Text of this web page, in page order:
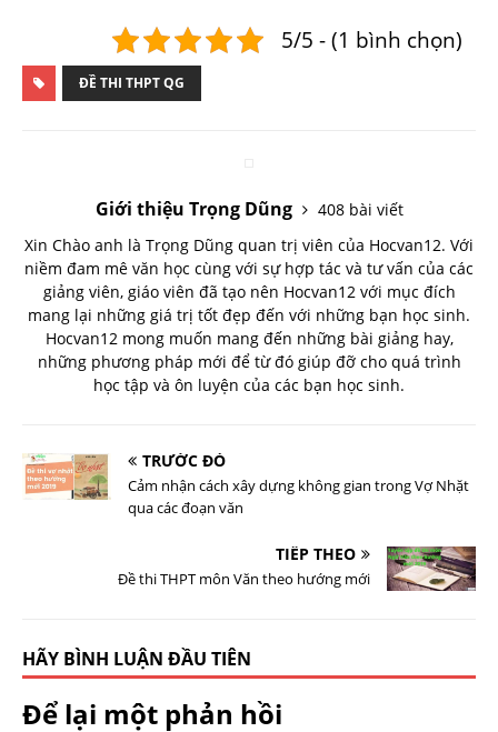
5/5 - (1 bình chọn)
ĐỀ THI THPT QG
Giới thiệu Trọng Dũng
408 bài viết
Xin Chào anh là Trọng Dũng quan trị viên của Hocvan12. Với
niềm đam mê văn học cùng với sự hợp tác và tư vấn của các
giảng viên, giáo viên đã tạo nên Hocvan12 với mục đích
mang lại những giá trị tốt đẹp đến với những bạn học sinh.
Hocvan12 mong muốn mang đến những bài giảng hay,
những phương pháp mới để từ đó giúp đỡ cho quá trình
học tập và ôn luyện của các bạn học sinh.
TRƯỚC ĐÓ
Cảm nhận cách xây dựng không gian trong Vợ Nhặt
qua các đoạn văn
TIẾP THEO
Đề thi THPT môn Văn theo hướng mới
HÃY BÌNH LUẬN ĐẦU TIÊN
Để lại một phản hồi